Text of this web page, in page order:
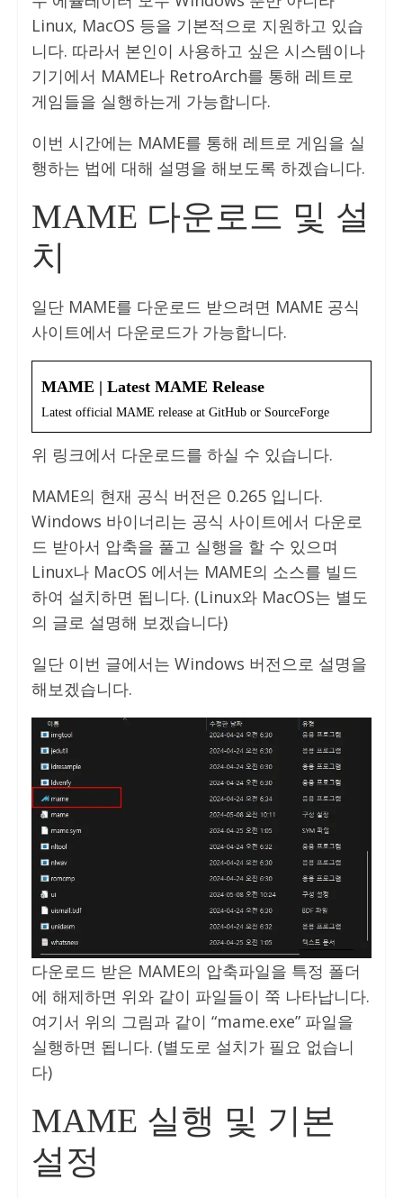
Linux, MacOS 등을 기본적으로 지원하고 있습
니다. 따라서 본인이 사용하고 싶은 시스템이나
기기에서 MAME나 RetroArch를 통해 레트로
게임들을 실행하는게 가능합니다.
이번 시간에는 MAME를 통해 레트로 게임을 실
행하는 법에 대해 설명을 해보도록 하겠습니다.
MAME 다운로드 및 설
치
일단 MAME를 다운로드 받으려면 MAME 공식
사이트에서 다운로드가 가능합니다.
MAME | Latest MAME Release
Latest official MAME release at GitHub or SourceForge
위 링크에서 다운로드를 하실 수 있습니다.
MAME의 현재 공식 버전은 0.265 입니다.
Windows 바이너리는 공식 사이트에서 다운로
드 받아서 압축을 풀고 실행을 할 수 있으며
Linux나 MacOS 에서는 MAME의 소스를 빌드
하여 설치하면 됩니다. (Linux와 MacOS는 별도
의 글로 설명해 보겠습니다)
일단 이번 글에서는 Windows 버전으로 설명을
해보겠습니다.
다운로드 받은 MAME의 압축파일을 특정 폴더
에 해제하면 위와 같이 파일들이 쭉 나타납니다.
여기서 위의 그림과 같이 “mame.exe” 파일을
실행하면 됩니다. (별도로 설치가 필요 없습니
다)
MAME 실행 및 기본
설정